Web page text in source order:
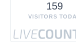
159
VISITORS